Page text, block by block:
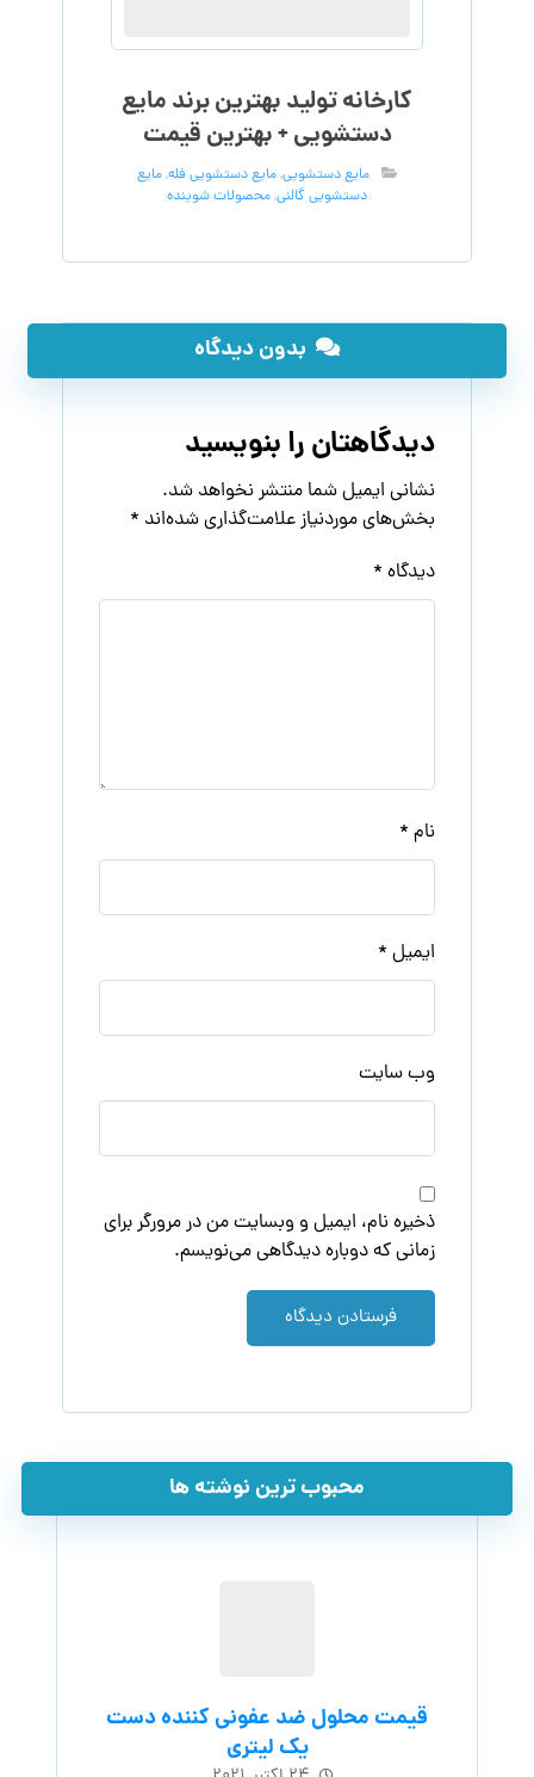
کارخانه تولید بهترین برند مایع
دستشویی + بهترین قیمت
مایع دستشویی,مایع دستشویی فله,مایع
دستشویی گالنی,محصولات شوینده
بدون دیدگاه
دیدگاهتان را بنویسید
نشانی ایمیل شما منتشر نخواهد شد.
بخش‌های موردنیاز علامت‌گذاری شده‌اند *
دیدگاه *
نام *
ایمیل *
وب‌ سایت
ذخیره نام، ایمیل و وبسایت من در مرورگر برای
زمانی که دوباره دیدگاهی می‌نویسم.
فرستادن دیدگاه
محبوب ترین نوشته ها
قیمت محلول ضد عفونی کننده دست
یک لیتری